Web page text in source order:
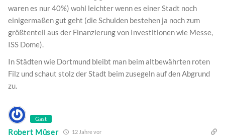
waren es nur 40%) wohl leichter wenn es einer Stadt noch
einigermaßen gut geht (die Schulden bestehen ja noch zum
größtenteil aus der Finanzierung von Investitionen wie Messe,
ISS Dome).
In Städten wie Dortmund bleibt man beim altbewährten roten
Filz und schaut stolz der Stadt beim zusegeln auf den Abgrund
zu.
Gast
Robert Müser 12 Jahre vor